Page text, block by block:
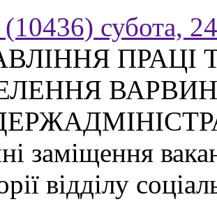
субота,
ПРАЦІ
заміщення
відділу